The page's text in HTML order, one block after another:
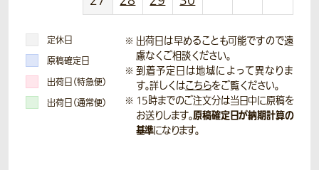
定休日
原稿確定日
出荷日（特急便）
出荷日（通常便）
出荷日は早めることも可能ですので遠
慮なくご相談ください。
到着予定日は地域によって異なりま
す。詳しくはこちらをご覧ください。
15時までのご注文分は当日中に原稿を
お送りします。原稿確定日が納期計算の
基準になります。